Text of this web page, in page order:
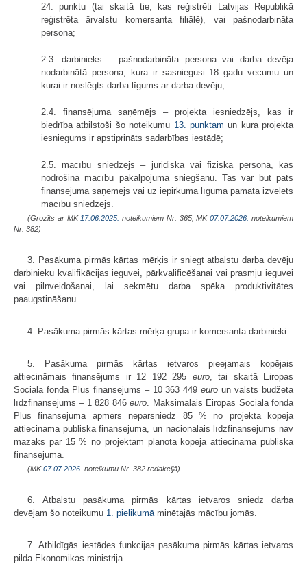
24. punktu (tai skaitā tie, kas reģistrēti Latvijas Republikā
reģistrēta ārvalstu komersanta filiālē), vai pašnodarbināta
persona;
2.3. darbinieks – pašnodarbināta persona vai darba devēja
nodarbinātā persona, kura ir sasniegusi 18 gadu vecumu un
kurai ir noslēgts darba līgums ar darba devēju;
2.4. finansējuma saņēmējs – projekta iesniedzējs, kas ir
biedrība atbilstoši šo noteikumu 13. punktam un kura projekta
iesniegums ir apstiprināts sadarbības iestādē;
2.5. mācību sniedzējs – juridiska vai fiziska persona, kas
nodrošina mācību pakalpojuma sniegšanu. Tas var būt pats
finansējuma saņēmējs vai uz iepirkuma līguma pamata izvēlēts
mācību sniedzējs.
(Grozīts ar MK 17.06.2025. noteikumiem Nr. 365; MK07.07.2026. noteikumiem
Nr. 382)
3. Pasākuma pirmās kārtas mērķis ir sniegt atbalstu darba devēju
darbinieku kvalifikācijas ieguvei, pārkvalificēšanai vai prasmju ieguvei
vai pilnveidošanai, lai sekmētu darba spēka produktivitātes
paaugstināšanu.
4. Pasākuma pirmās kārtas mērķa grupa ir komersanta darbinieki.
5. Pasākuma pirmās kārtas ietvaros pieejamais kopējais
attiecināmais finansējums ir 12 192 295 euro, tai skaitā Eiropas
Sociālā fonda Plus finansējums – 10 363 449euro un valsts budžeta
līdzfinansējums – 1 828 846euro . Maksimālais Eiropas Sociālā fonda
Plus finansējuma apmērs nepārsniedz 85 % no projekta kopējā
attiecināmā publiskā finansējuma, un nacionālais līdzfinansējums nav
mazāks par 15 % no projektam plānotā kopējā attiecināmā publiskā
finansējuma.
(MK07.07.2026. noteikumu Nr. 382 redakcijā)
6. Atbalstu pasākuma pirmās kārtas ietvaros sniedz darba
devējam šo noteikumu 1. pielikumā minētajās mācību jomās.
7. Atbildīgās iestādes funkcijas pasākuma pirmās kārtas ietvaros
pilda Ekonomikas ministrija.